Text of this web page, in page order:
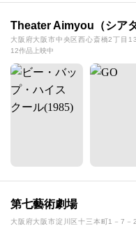
Theater Aimyou（シア
大阪府大阪市中央区西心斎橋2丁目
12作品上映中
第七藝術劇場
大阪府大阪市淀川区十三本町1－7